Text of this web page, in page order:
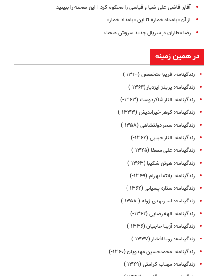
آقای قاضی علی ضیا و قیاسی را محکوم کرد | این صحنه را ببینید
از آن «بامداد خمار» تا این «بامداد خمار»
رضا عطاران در سریال جدید سروش صحت
در همین زمینه
زندگینامه: فریبا متخصص (۱۳۴۰-)
زندگینامه: پریناز ایزدیار (۱۳۶۴-)
زندگینامه: الناز شاکردوست (۱۳۶۳-)
زندگینامه: گوهر خیراندیش (۱۳۳۳-)
زندگینامه: سحر دولتشاهی (۱۳۵۸-)
زندگینامه: الناز حبیبی (۱۳۶۷-)
زندگینامه: علی مصفا (۱۳۴۵-)
زندگینامه: هوتن شکیبا (۱۳۶۳-)
زندگینامه: پانته‌آ بهرام (۱۳۴۹-)
زندگینامه: ستاره پسیانی (۱۳۶۴-)
زندگینامه: امیرمهدی ژوله ( ۱۳۵۸-)
زندگینامه: الهه رضایی (۱۳۴۲-)
زندگینامه: آزیتا حاجیان (۱۳۳۶-)
زندگینامه: رویا افشار (۱۳۳۷-)
زندگینامه: محمدحسین مهدویان (۱۳۶۰-)
زندگینامه: مهتاب کرامتی (۱۳۴۹-)